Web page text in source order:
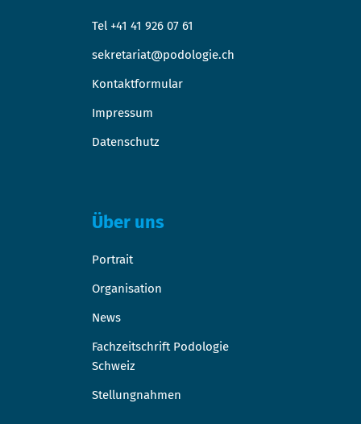
Über uns
Portrait
Organisation
News
Fachzeitschrift Podologie
Schweiz
Stellungnahmen
Tel +41 41 926 07 61
sekretariat@podologie.ch
Kontaktformular
Impressum
Datenschutz